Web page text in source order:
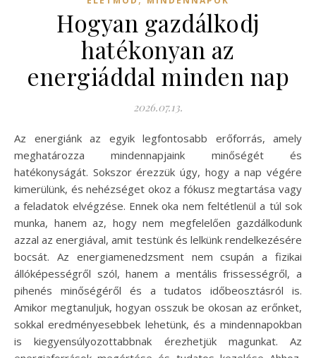
Hogyan gazdálkodj
hatékonyan az
energiáddal minden nap
2026.07.13.
Az energiánk az egyik legfontosabb erőforrás, amely
meghatározza mindennapjaink minőségét és
hatékonyságát. Sokszor érezzük úgy, hogy a nap végére
kimerülünk, és nehézséget okoz a fókusz megtartása vagy
a feladatok elvégzése. Ennek oka nem feltétlenül a túl sok
munka, hanem az, hogy nem megfelelően gazdálkodunk
azzal az energiával, amit testünk és lelkünk rendelkezésére
bocsát. Az energiamenedzsment nem csupán a fizikai
állóképességről szól, hanem a mentális frissességről, a
pihenés minőségéről és a tudatos időbeosztásról is.
Amikor megtanuljuk, hogyan osszuk be okosan az erőnket,
sokkal eredményesebbek lehetünk, és a mindennapokban
is kiegyensúlyozottabbnak érezhetjük magunkat. Az